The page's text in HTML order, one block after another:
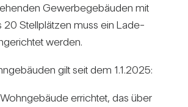
Gewer­be­ge­bäuden mit
20 Stell­plätzen muss ein Lade­
werden.
gilt seit dem 1.1.2025:
errichtet, das über